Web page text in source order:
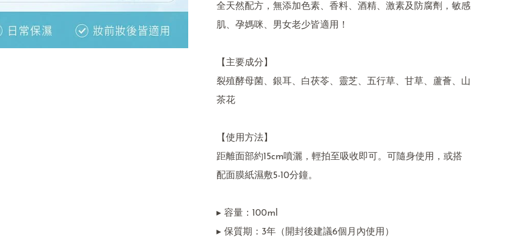
全天然配方，無添加色素、香料、酒精、激素及防腐劑，敏感
肌、孕媽咪、男女老少皆適用！
【主要成分】
裂殖酵母菌、銀耳、白茯苓、靈芝、五行草、甘草、蘆薈、山
茶花
【使用方法】
距離面部約15cm噴灑，輕拍至吸收即可。可隨身使用，或搭
配面膜紙濕敷5-10分鐘。
▸ 容量：100ml
▸ 保質期：3年（開封後建議6個月內使用）